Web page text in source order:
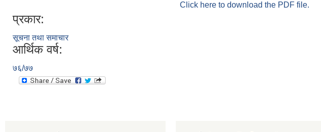
Click here to download the PDF file.
प्रकार:
सूचना तथा समाचार
आर्थिक वर्ष:
७६/७७